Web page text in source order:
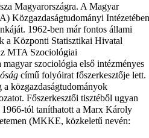
Magyarországra. A Magyar
Közgazdaságtudományi Intézetében
1962-ben már fontos állami
a Központi Statisztikai Hivatal
MTA Szociológiai
szociológia első intézményes
című folyóirat főszerkesztője lett.
a közgazdaságtudományok
Főszerkesztői tisztéből ugyan
1966-tól taníthatott a Marx Károly
(MKKE, közkeletű nevén: